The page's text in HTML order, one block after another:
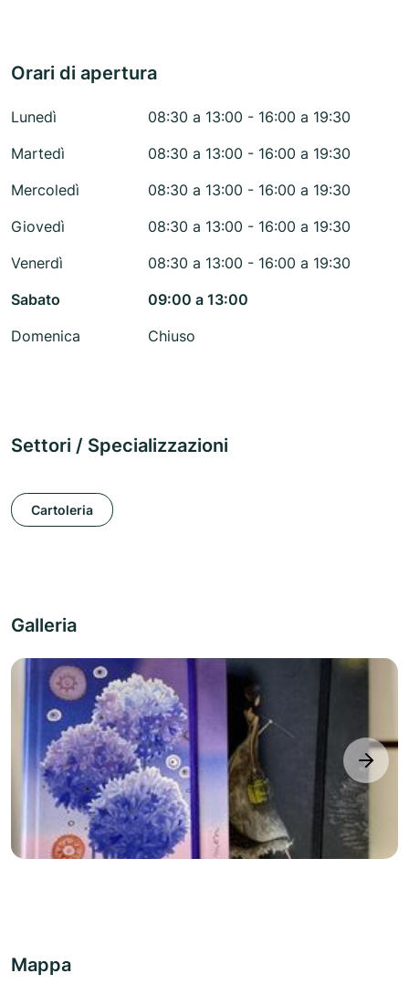
Orari di apertura
Lunedì
08:30 a 13:00 - 16:00 a 19:30
Martedì
08:30 a 13:00 - 16:00 a 19:30
Mercoledì
08:30 a 13:00 - 16:00 a 19:30
Giovedì
08:30 a 13:00 - 16:00 a 19:30
Venerdì
08:30 a 13:00 - 16:00 a 19:30
Sabato
09:00 a 13:00
Domenica
Chiuso
Settori / Specializzazioni
Cartoleria
Galleria
next
Mappa